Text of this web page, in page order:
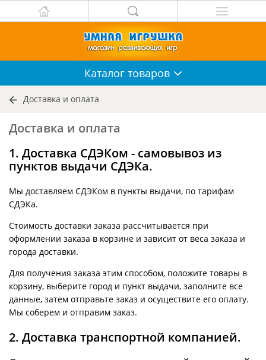
Каталог товаров
Доставка и оплата
Доставка и оплата
1. Доставка СДЭКом - самовывоз из
пунктов выдачи СДЭКа.
Мы доставляем СДЭКом в пункты выдачи, по тарифам
СДЭКа.
Стоимость доставки заказа рассчитывается при
оформлении заказа в корзине и зависит от веса заказа и
города доставки.
Для получения заказа этим способом, положите товары в
корзину, выберите город и пункт выдачи, заполните все
данные, затем отправьте заказ и осуществите его оплату.
Мы соберем и отправим заказ.
2. Доставка транспортной компанией.